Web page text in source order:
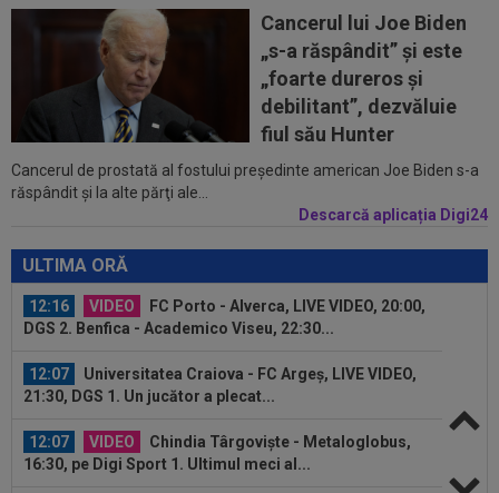
Cancerul lui Joe Biden
„s-a răspândit” şi este
„foarte dureros și
debilitant”, dezvăluie
fiul său Hunter
Cancerul de prostată al fostului preşedinte american Joe Biden s-a
răspândit şi la alte părţi ale...
Descarcă aplicația Digi24
ULTIMA ORĂ
EXCLUSIV
A ”explodat” în SuperLigă și e gata
de transfer: ”Nu a scos până acum atacant...
AUR pentru România la Campionatele
Mondiale U19!
11:34 FOTO
Lionel Messi a ajuns în Argentina,
după moartea tatălui său
după ce sute de oameni au apărut la...
12:16 VIDEO
FC Porto - Alverca, LIVE VIDEO, 20:00,
DGS 2. Benfica - Academico Viseu, 22:30...
12:07
Universitatea Craiova - FC Argeș, LIVE VIDEO,
21:30, DGS 1. Un jucător a plecat...
12:07 VIDEO
Chindia Târgoviște - Metaloglobus,
16:30, pe Digi Sport 1. Ultimul meci al...